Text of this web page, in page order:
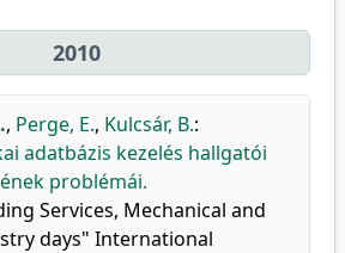
2010
, Perge, E., Kulcsár, B.:
adatbázis kezelés hallgatói
problémái.
Services, Mechanical and
days" International